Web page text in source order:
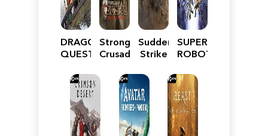
DRAGON
QUEST
Reimagined
Stronghold
Crusader:
Edition
Sudden
Strike
SUPER
ROBOT
Y